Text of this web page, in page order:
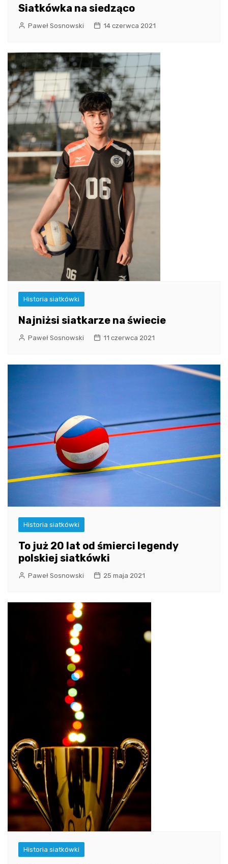
Siatkówka na siedząco
Paweł Sosnowski 14 czerwca 2021
Historia siatkówki
Najniżsi siatkarze na świecie
Paweł Sosnowski 11 czerwca 2021
Historia siatkówki
To już 20 lat od śmierci legendy
polskiej siatkówki
Paweł Sosnowski 25 maja 2021
Historia siatkówki